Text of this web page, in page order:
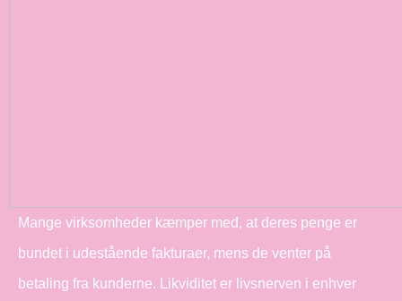
Mange virksomheder kæmper med, at deres penge er
bundet i udestående fakturaer, mens de venter på
betaling fra kunderne. Likviditet er livsnerven i enhver